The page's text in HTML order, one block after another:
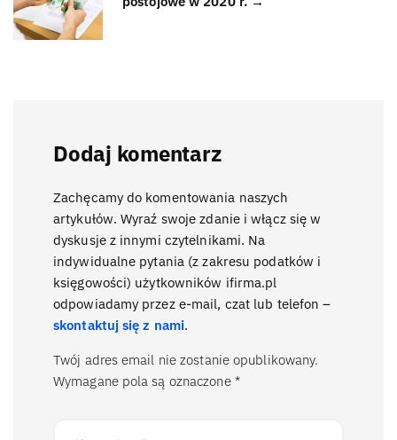
Dodaj komentarz
Zachęcamy do komentowania naszych
artykułów. Wyraź swoje zdanie i włącz się w
dyskusje z innymi czytelnikami. Na
indywidualne pytania (z zakresu podatków i
księgowości) użytkowników ifirma.pl
odpowiadamy przez e-mail, czat lub telefon –
skontaktuj się z nami.
Twój adres email nie zostanie opublikowany.
Wymagane pola są oznaczone *